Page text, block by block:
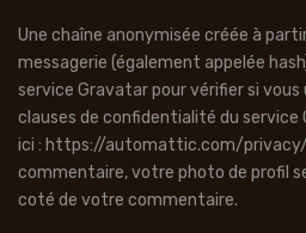
Une chaîne anonymisée créée à
messagerie (également appelée
service Gravatar pour vérifier si vous
clauses de confidentialité du service
ici : https://automattic.com/privacy/
commentaire, votre photo de profil
coté de votre commentaire.